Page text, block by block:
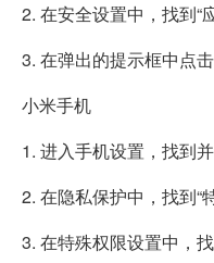
2. 在安全设置中，找到“
3. 在弹出的提示框中点击
小米手机
1. 进入手机设置，找到并
2. 在隐私保护中，找到“
3. 在特殊权限设置中，